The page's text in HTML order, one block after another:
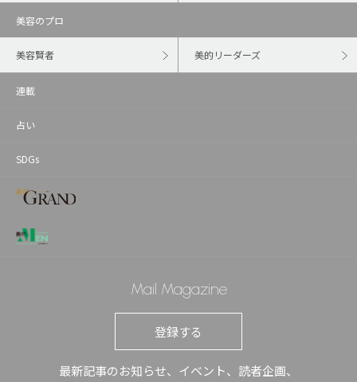
美容のプロ
美容賢者 美的リーダーズ
連載
占い
SDGs
Mail Magazine
登録する
最新記事のお知らせ、イベント、読者企画、